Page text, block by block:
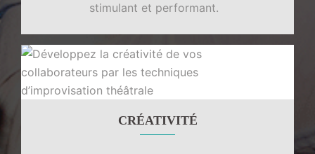
stimulant et performant.
CRÉATIVITÉ